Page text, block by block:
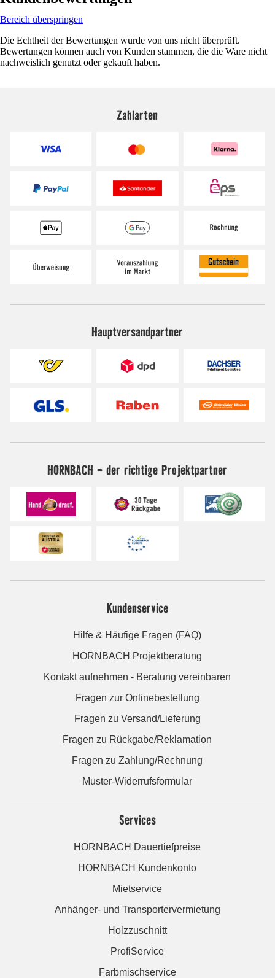
Bereich überspringen
Die Echtheit der Bewertungen wurde von uns nicht überprüft.
Bewertungen können auch von Kunden stammen, die die Ware nicht
nachweislich genutzt oder gekauft haben.
Zahlarten
Hauptversandpartner
HORNBACH - der richtige Projektpartner
Kundenservice
Hilfe & Häufige Fragen (FAQ)
HORNBACH Projektberatung
Kontakt aufnehmen - Beratung vereinbaren
Fragen zur Onlinebestellung
Fragen zu Versand/Lieferung
Fragen zu Rückgabe/Reklamation
Fragen zu Zahlung/Rechnung
Muster-Widerrufsformular
Services
HORNBACH Dauertiefpreise
HORNBACH Kundenkonto
Mietservice
Anhänger- und Transportervermietung
Holzzuschnitt
ProfiService
Farbmischservice